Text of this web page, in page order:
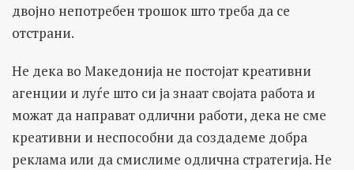
двојно непотребен трошок што треба да се
отстрани.
Не дека во Македонија не постојат креативни
агенции и луѓе што си ја знаат својата работа и
можат да направат одлични работи, дека не сме
креативни и неспособни да создадеме добра
реклама или да смислиме одлична стратегија. Не